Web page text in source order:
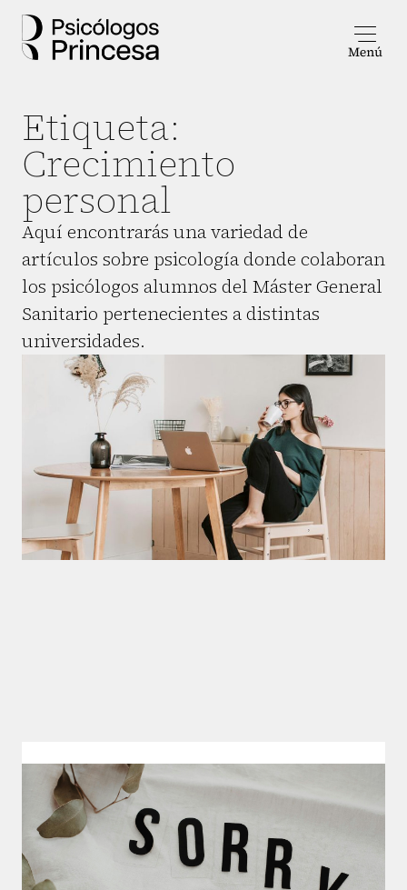
Etiqueta:
Crecimiento
personal
Aquí encontrarás una variedad de
artículos sobre psicología donde colaboran
los psicólogos alumnos del Máster General
Sanitario pertenecientes a distintas
universidades.